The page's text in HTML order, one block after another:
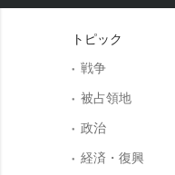
トピック
戦争
被占領地
政治
経済・復興